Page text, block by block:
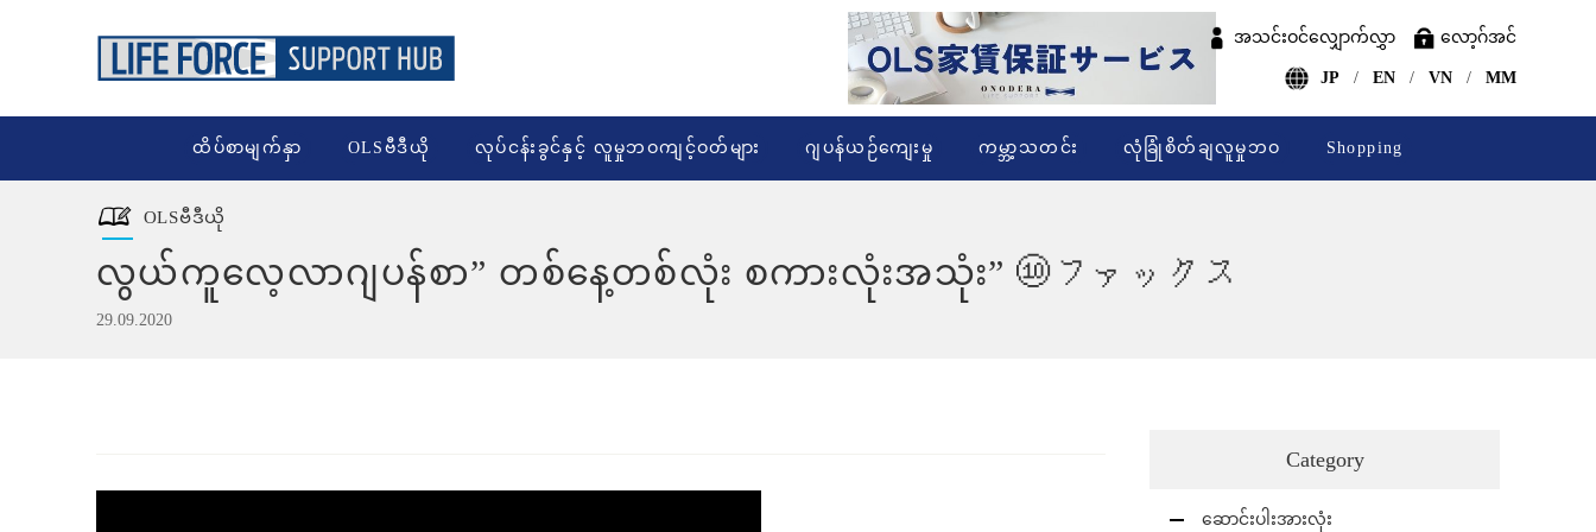
ထိပ်စာမျက်နှာ OLSဗီဒီယို လုပ်ငန်းခွင်နှင့် လူမှုဘဝကျင့်ဝတ်များ ဂျပန်ယဉ်ကျေးမှု ကမ္ဘာ့သတင်း လုံခြုံစိတ်ချလူမှုဘဝ Shopping
အသင်းဝင်လျှောက်လွှာ လော့ဂ်အင်
JP EN VN MM
OLSဗီဒီယို
လွယ်ကူလေ့လာဂျပန်စာ” တစ်နေ့တစ်လုံး စကားလုံးအသုံး” ⑩ファックス
29.09.2020
Category
ဆောင်းပါးအားလုံး